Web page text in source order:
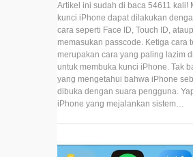
Artikel ini sudah di baca 54611 kali!
kunci iPhone dapat dilakukan
cara seperti Face ID, Touch ID,
memasukan passcode. Ketiga cara
merupakan cara yang paling lazim
untuk membuka kunci iPhone. Tak
yang mengetahui bahwa iPhone
dibuka dengan suara pengguna.
iPhone yang mejalankan sistem…